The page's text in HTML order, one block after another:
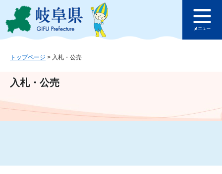
ジ
ュ
文
このページの本文へ
ュ
トップページ > 入札・公売
入札・公売